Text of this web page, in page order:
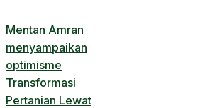
Mentan Amran
menyampaikan
optimisme
Transformasi
Pertanian Lewat